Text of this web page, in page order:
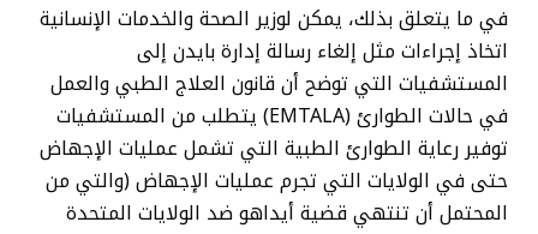
في ما يتعلق بذلك، يمكن لوزير الصحة والخدمات الإنسانية
اتخاذ إجراءات مثل إلغاء رسالة إدارة بايدن إلى
المستشفيات التي توضح أن قانون العلاج الطبي والعمل
في حالات الطوارئ (EMTALA) يتطلب من المستشفيات
توفير رعاية الطوارئ الطبية التي تشمل عمليات الإجهاض
حتى في الولايات التي تجرم عمليات الإجهاض (والتي من
المحتمل أن تنتهي قضية أيداهو ضد الولايات المتحدة